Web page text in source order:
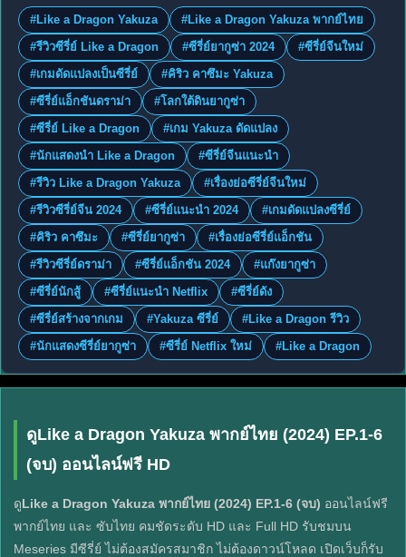
#Like a Dragon Yakuza
#Like a Dragon Yakuza พากย์ไทย
#รีวิวซีรี่ย์ Like a Dragon
#ซีรี่ย์ยากูซ่า 2024
#ซีรี่ย์จีนใหม่
#เกมดัดแปลงเป็นซีรี่ย์
#คิริว คาซึมะ Yakuza
#ซีรี่ย์แอ็กชันดราม่า
#โลกใต้ดินยากูซ่า
#ซีรี่ย์ Like a Dragon
#เกม Yakuza ดัดแปลง
#นักแสดงนำ Like a Dragon
#ซีรี่ย์จีนแนะนำ
#รีวิว Like a Dragon Yakuza
#เรื่องย่อซีรี่ย์จีนใหม่
#รีวิวซีรี่ย์จีน 2024
#ซีรี่ย์แนะนำ 2024
#เกมดัดแปลงซีรี่ย์
#คิริว คาซึมะ
#ซีรี่ย์ยากูซ่า
#เรื่องย่อซีรี่ย์แอ็กชัน
#รีวิวซีรี่ย์ดราม่า
#ซีรี่ย์แอ็กชัน 2024
#แก๊งยากูซ่า
#ซีรี่ย์นักสู้
#ซีรี่ย์แนะนำ Netflix
#ซีรี่ย์ดัง
#ซีรี่ย์สร้างจากเกม
#Yakuza ซีรี่ย์
#Like a Dragon รีวิว
#นักแสดงซีรี่ย์ยากูซ่า
#ซีรี่ย์ Netflix ใหม่ #Like a Dragon
ดูLike a Dragon Yakuza พากย์ไทย (2024) EP.1-6
(จบ) ออนไลน์ฟรี HD
ดูLike a Dragon Yakuza พากย์ไทย (2024) EP.1-6 (จบ) ออนไลน์ฟรี
พากย์ไทย และ ซับไทย คมชัดระดับ HD และ Full HD รับชมบน
Meseries มีซีรี่ย์ ไม่ต้องสมัครสมาชิก ไม่ต้องดาวน์โหลด เปิดเว็บก็รับ